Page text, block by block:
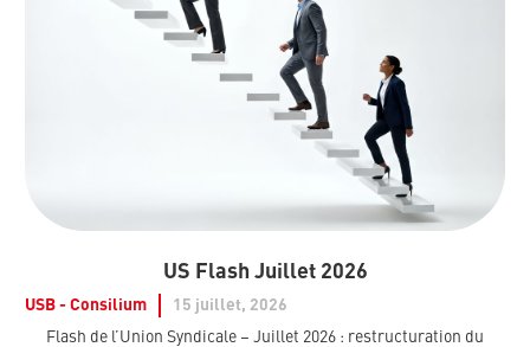
US Flash Juillet 2026
USB - Consilium
15 juillet, 2026
Flash de l’Union Syndicale – Juillet 2026 : restructuration du